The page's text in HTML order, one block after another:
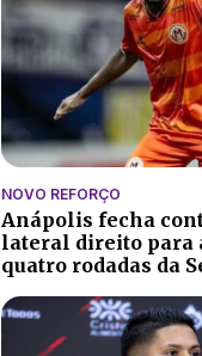
NOVO REFORÇO
Anápolis fecha
lateral direito para
quatro rodadas da